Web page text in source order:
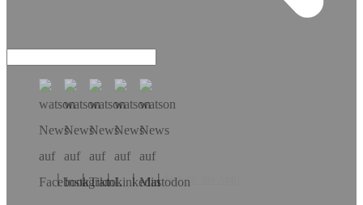
Hol dir die App!